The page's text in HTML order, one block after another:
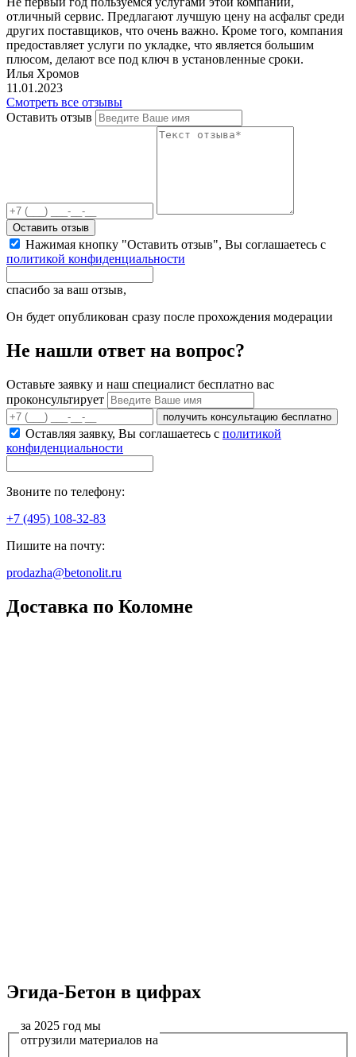
отличный сервис. Предлагают лучшую цену на асфальт среди
других поставщиков, что очень важно. Кроме того, компания
предоставляет услуги по укладке, что является большим
плюсом, делают все под ключ в установленные сроки.
Илья Хромов
11.01.2023
Смотреть все отзывы
Оставить отзыв
Оставить отзыв
Нажимая кнопку "Оставить отзыв", Вы соглашаетесь с
политикой конфиденциальности
спасибо за ваш отзыв,
Он будет опубликован сразу после прохождения модерации
Не нашли ответ на вопрос?
Оставьте заявку и наш специалист бесплатно вас
проконсультирует
получить консультацию бесплатно
Оставляя заявку, Вы соглашаетесь с политикой
конфиденциальности
Звоните по телефону:
+7 (495) 108-32-83
Пишите на почту:
prodazha@betonolit.ru
Доставка по Коломне
Эгида-Бетон в цифрах
за 2025 год мы
отгрузили материалов на